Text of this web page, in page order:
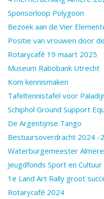
Sponsorloop Polygoon
Bezoek aan de Vier
Positie van vrouwen door
Rotarycafé 19 maart 2025
Museum Rabobank Utrecht
Kom kennismaken
Tafeltennistafel voor
Schiphol Ground Support
De Argentijnse Tango
Bestuursoverdracht 2024 -
Waterburgemeester Almere
Jeugdfonds Sport en Cultuur
1e Land Art Rally groot
Rotarycafé 2024